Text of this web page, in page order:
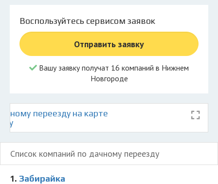
© 2026 Все права защищены
Воспользуйтесь сервисом заявок
Отправить заявку
Вашу заявку получат 16 компаний в Нижнем
Новгороде
переезду на карте
Список компаний по дачному переезду
1. Забирайка